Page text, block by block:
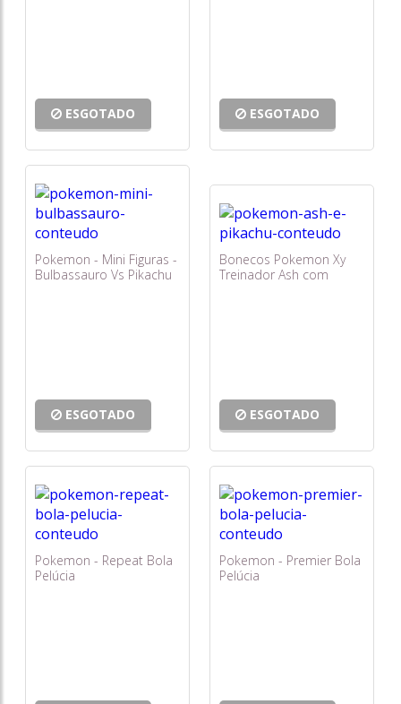
ESGOTADO ESGOTADO
Pokemon - Mini Figuras -
Bulbassauro Vs Pikachu
ESGOTADO
Bonecos Pokemon Xy
Treinador Ash com
ESGOTADO
Pokemon - Repeat Bola
Pelúcia
Pokemon - Premier Bola
Pelúcia